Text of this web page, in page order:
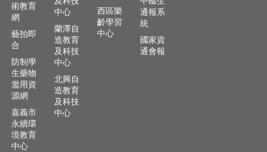
隱
私
權
政
策
網
站
安
全
政
術教育
網
藝拍即
合
防制學
生藥物
濫用資
源網
嘉義市
永續環
境教育
中心
中心
蘭潭自
造教育
及科技
中心
北興自
造教育
及科技
中心
西區樂
齡學習
中心
通報系
統
國家資
通會報